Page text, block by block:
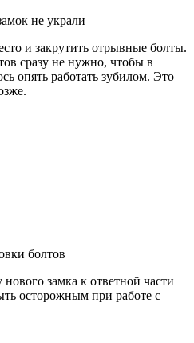
не украли
и закрутить отрывные болты.
сразу не нужно, чтобы в
опять работать зубилом. Это
болтов
замка к ответной части
осторожным при работе с